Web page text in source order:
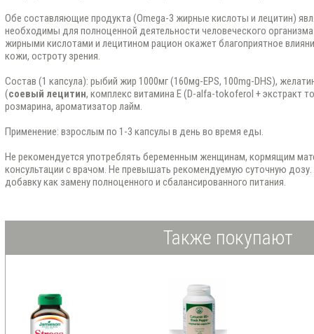
Обе составляющие продукта (Omega-3 жирные кислоты и лецитин)
необходимы для полноценной деятельности человеческого
жирными кислотами и лецитином рацион окажет благоприятное
кожи, остроту зрения.
Состав (1 капсула): рыбий жир 1000мг (160мg-EPS, 100mg-DHS),
(соевый лецитин, комплекс витамина Е (D-alfa-tokoferol + экстракт
розмарина, ароматизатор лайм.
Применение: взрослым по 1-3 капсулы в день во время еды.
Не рекомендуется употреблять беременным женщинам, кормящим
консультации с врачом. Не превышать рекомендуемую суточную
добавку как замену полноценного и сбалансированного питания.
Также покупают